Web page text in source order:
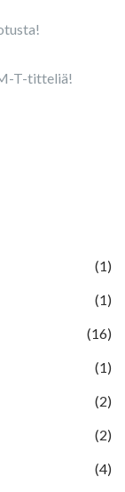
T-titteliä!
(1)
(1)
(16)
(1)
(2)
(2)
(4)